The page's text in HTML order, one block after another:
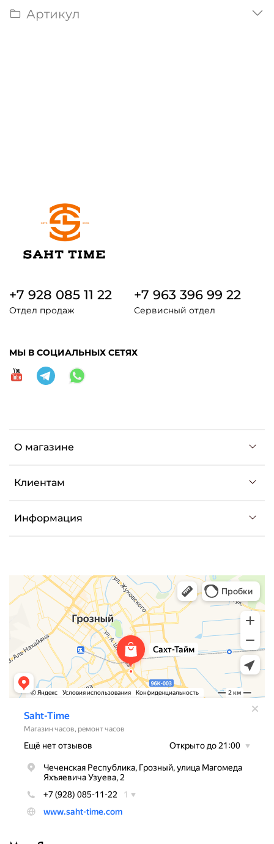
Артикул
О магазине
Клиентам
Информация
+7 928 085 11 22
Отдел продаж
+7 963 396 99 22
Сервисный отдел
МЫ В СОЦИАЛЬНЫХ СЕТЯХ